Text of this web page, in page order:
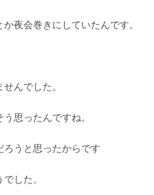
夜会巻きにしていたんです。
んでした。
思ったんですね。
うと思ったからです
した。